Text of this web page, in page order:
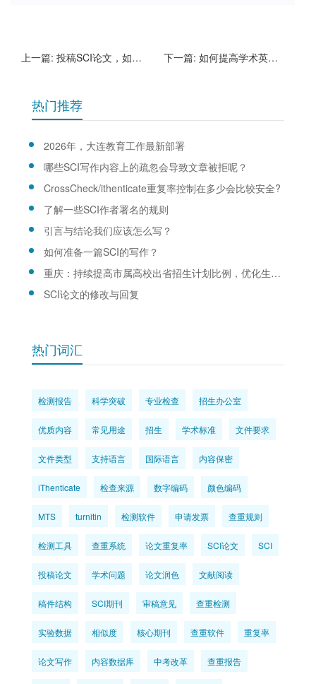
上一篇: 投稿SCI论文，如何写一个吸引人的题目+科研思路 第二篇 下一篇: 如何提高学术英文水平的一些个人建议
热门推荐
2026年，大连教育工作最新部署
哪些SCI写作内容上的疏忽会导致文章被拒呢？
CrossCheck/ithenticate重复率控制在多少会比较安全?
了解一些SCI作者署名的规则
引言与结论我们应该怎么写？
如何准备一篇SCI的写作？
重庆：持续提高市属高校出省招生计划比例，优化生源结构
SCI论文的修改与回复
热门词汇
检测报告 科学突破 专业检查 招生办公室
优质内容 常见用途 招生 学术标准 文件要求
文件类型 支持语言 国际语言 内容保密
iThenticate 检查来源 数字编码 颜色编码
MTS turnitin 检测软件 申请发票 查重规则
检测工具 查重系统 论文重复率 SCI论文 SCI
投稿论文 学术问题 论文润色 文献阅读
稿件结构 SCI期刊 审稿意见 查重检测
实验数据 相似度 核心期刊 查重软件 重复率
论文写作 内容数据库 中考改革 查重报告